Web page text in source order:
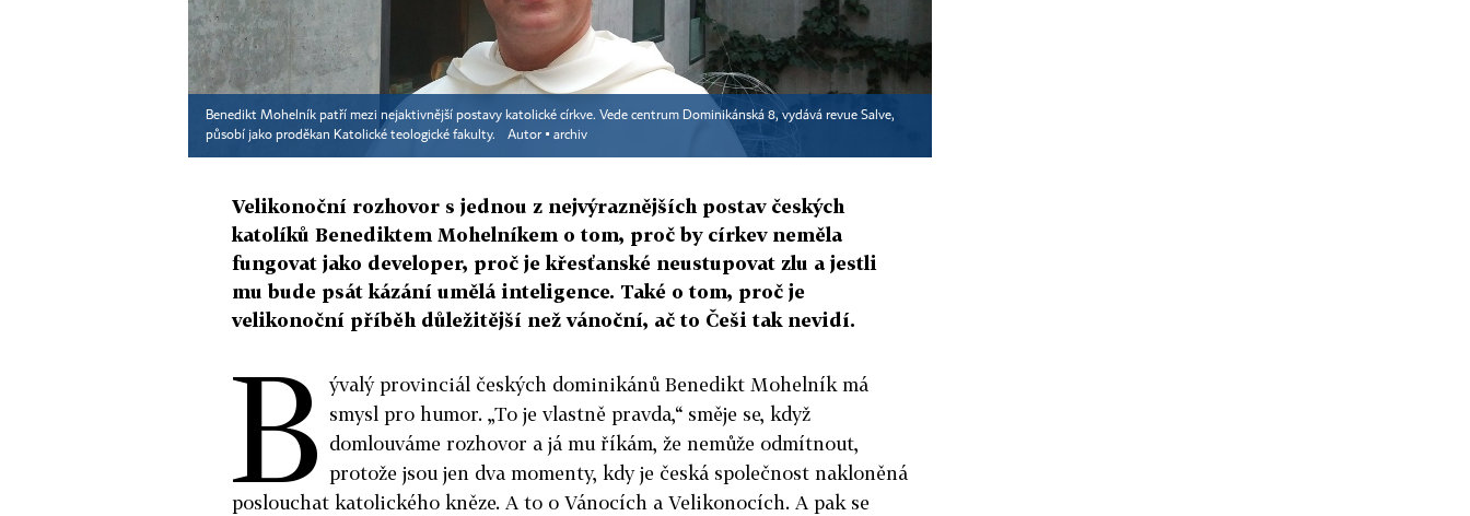
Benedikt Mohelník patří mezi nejaktivnější postavy katolické církve. Vede centrum Dominikánská 8, vydává revue Salve,
působí jako proděkan Katolické teologické fakulty.
Autor ▪ archiv
Velikonoční rozhovor s jednou z nejvýraznějších postav českých
katolíků Benediktem Mohelníkem o tom, proč by církev neměla
fungovat jako developer, proč je křesťanské neustupovat zlu a jestli
mu bude psát kázání umělá inteligence. Také o tom, proč je
velikonoční příběh důležitější než vánoční, ač to Češi tak nevidí.
B ývalý provinciál českých dominikánů Benedikt Mohelník má
smysl pro humor. „To je vlastně pravda,“ směje se, když
domlouváme rozhovor a já mu říkám, že nemůže odmítnout,
protože jsou jen dva momenty, kdy je česká společnost nakloněná
poslouchat katolického kněze. A to o Vánocích a Velikonocích. A pak se